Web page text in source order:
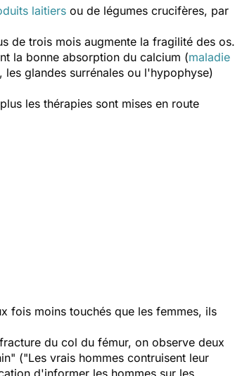
laitiers ou de légumes crucifères, par
de trois mois augmente la fragilité des os.
la bonne absorption du calcium (maladie
glandes surrénales ou l'hypophyse)
les thérapies sont mises en route
fois moins touchés que les femmes, ils
du col du fémur, on observe deux
" ("Les vrais hommes contruisent leur
d'informer les hommes sur les